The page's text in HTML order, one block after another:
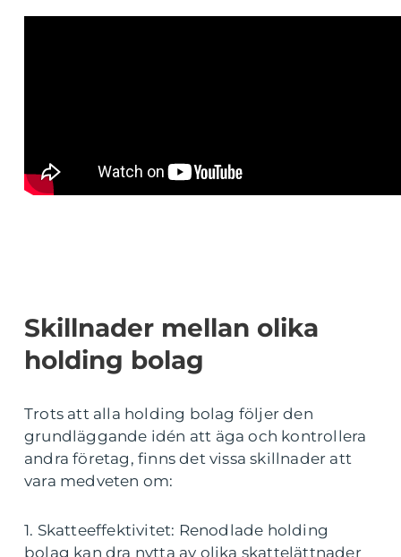
Skillnader mellan olika
holding bolag
Trots att alla holding bolag följer den
grundläggande idén att äga och kontrollera
andra företag, finns det vissa skillnader att
vara medveten om:
1. Skatteeffektivitet: Renodlade holding
bolag kan dra nytta av olika skattelättnader